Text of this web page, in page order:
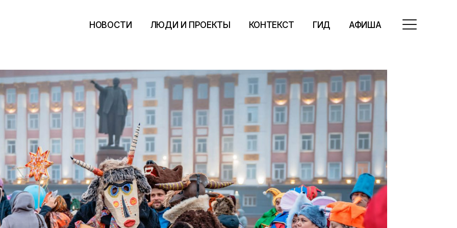
НОВОСТИ ЛЮДИ И ПРОЕКТЫ КОНТЕКСТ ГИД АФИША